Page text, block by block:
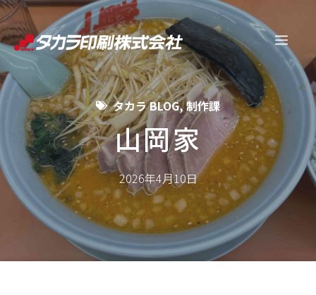
コ
ン
テ
ン
ツ
ッ
プ
メ
タカラ BLOG,制作課
山岡家
2026年4月10日